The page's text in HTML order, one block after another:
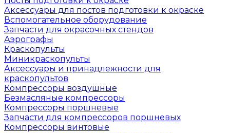
Аксессуары для постов подготовки к окраске
Вспомогательное оборудование
Запчасти для окрасочных стендов
Аэрографы
Краскопульты
Миникраскопульты
Аксессуары и принадлежности для
краскопультов
Компрессоры воздушные
Безмасляные компрессоры
Компрессоры поршневые
Запчасти для компрессоров поршневых
Компрессоры винтовые